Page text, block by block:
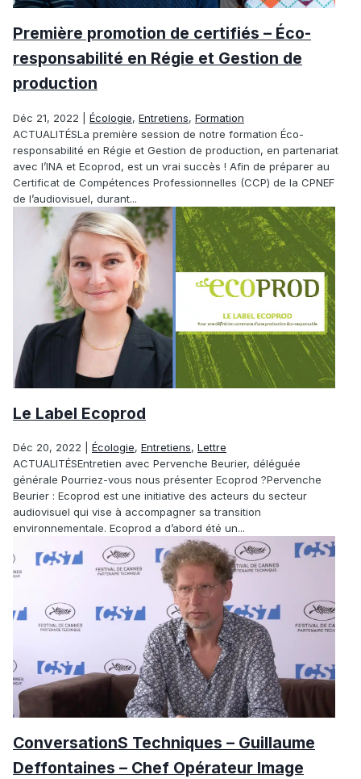
Première promotion de certifiés – Éco-
responsabilité en Régie et Gestion de
production
Déc 21, 2022 Écologie, Entretiens, Formation
ACTUALITÉSLa première session de notre formation Éco-
responsabilité en Régie et Gestion de production, en partenariat
avec l’INA et Ecoprod, est un vrai succès ! Afin de préparer au
Certificat de Compétences Professionnelles (CCP) de la CPNEF
de l’audiovisuel, durant...
Le Label Ecoprod
Déc 20, 2022 Écologie, Entretiens, Lettre
ACTUALITÉSEntretien avec Pervenche Beurier, déléguée
générale Pourriez-vous nous présenter Ecoprod ?Pervenche
Beurier : Ecoprod est une initiative des acteurs du secteur
audiovisuel qui vise à accompagner sa transition
environnementale. Ecoprod a d’abord été un...
ConversationS Techniques – Guillaume
Deffontaines – Chef Opérateur Image